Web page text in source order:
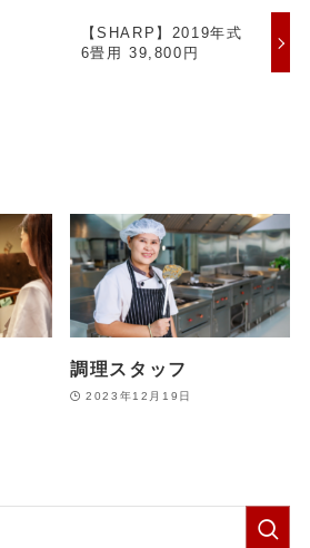
【SHARP】2019年式
6畳用 39,800円
調理スタッフ
2023年12月19日